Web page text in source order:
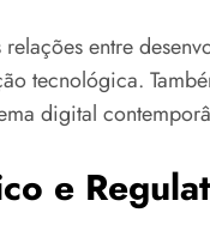
entre
tecnológica.
digital
e